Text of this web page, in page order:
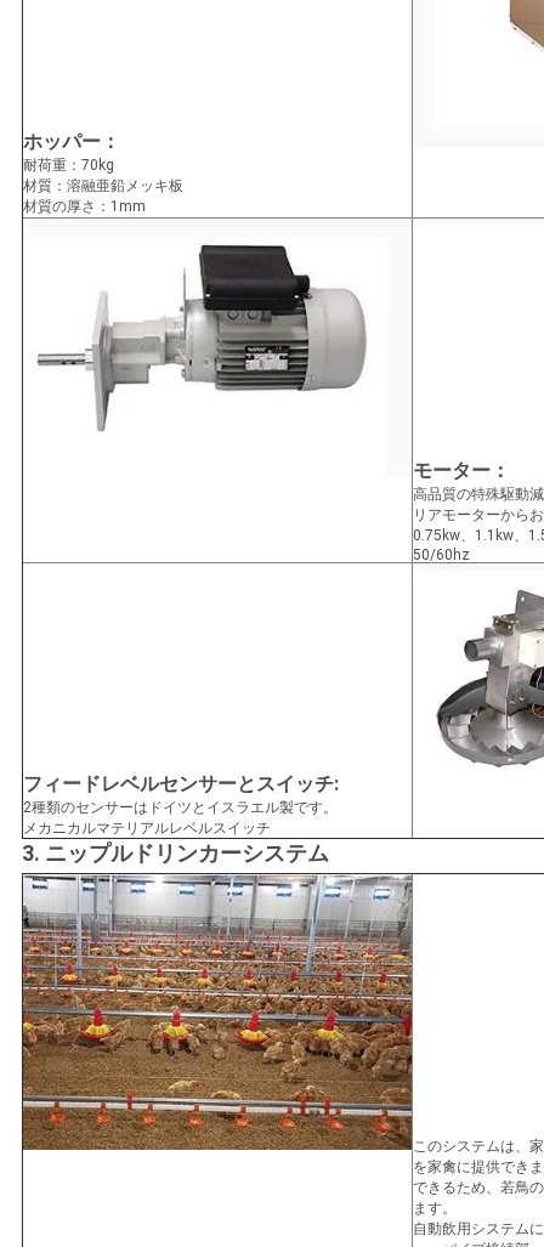
ホッパー：
耐荷重：70kg
材質：溶融亜鉛メッキ板
材質の厚さ：1mm
モーター：
高品質の特殊駆動
リアモーターから
0.75kw、1.1kw、
50/60hz
フィードレベルセンサーとスイッチ:
2種類のセンサーはドイツとイスラエル製です。
メカニカルマテリアルレベルスイッチ
3. ニップルドリンカーシステム
このシステムは、
を家禽に提供でき
できるため、若鳥
ます。
自動飲用システム